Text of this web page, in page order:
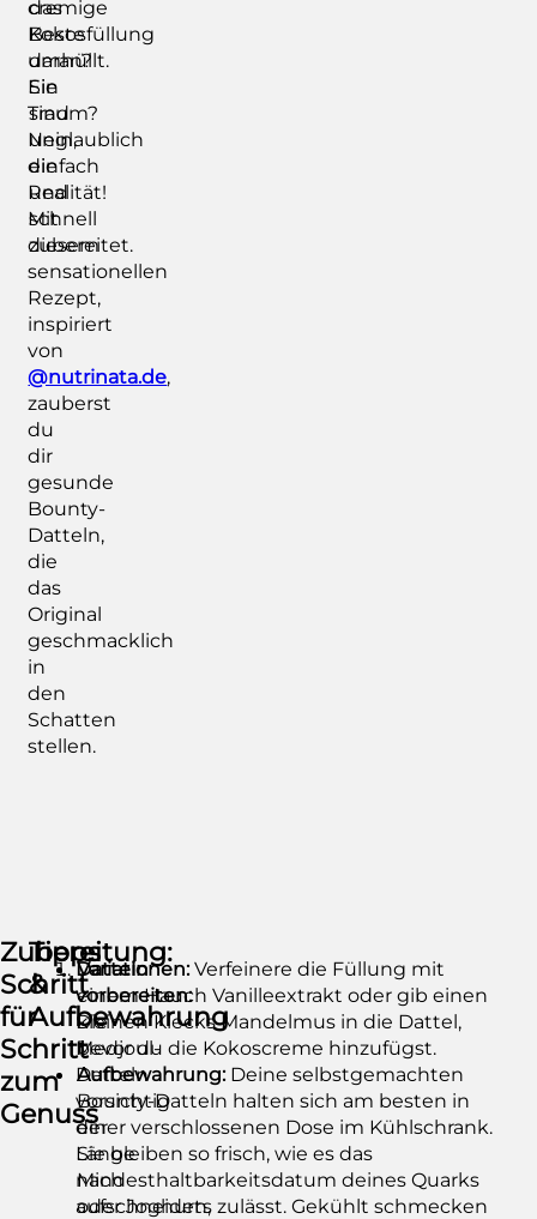
cremige
Kokosfüllung
umhüllt.
Ein
Traum?
Nein,
die
Realität!
Mit
diesem
sensationellen
Rezept,
inspiriert
von
@nutrinata.de,
zauberst
du
dir
gesunde
Bounty-
Datteln,
die
das
Original
geschmacklich
in
den
Schatten
stellen.
das
Beste
daran?
Sie
sind
unglaublich
einfach
und
schnell
zubereitet.
Zubereitung:
Schritt
für
Schritt
zum
Genuss
Datteln
vorbereiten:
Die
Medjoul-
Datteln
vorsichtig
der
Länge
nach
aufschneiden,
Tipps
&
Aufbewahrung
Variationen:Verfeinere die Füllung mit
einem Hauch Vanilleextrakt oder gib einen
kleinen Klecks Mandelmus in die Dattel,
bevor du die Kokoscreme hinzufügst.
Aufbewahrung:Deine selbstgemachten
Bounty-Datteln halten sich am besten in
einer verschlossenen Dose im Kühlschrank.
Sie bleiben so frisch, wie es das
Mindesthaltbarkeitsdatum deines Quarks
oder Joghurts zulässt. Gekühlt schmecken